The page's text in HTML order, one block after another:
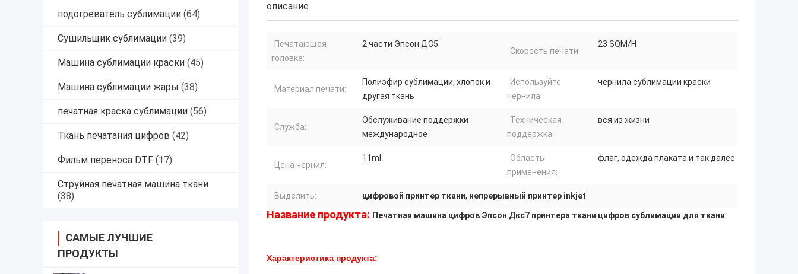
подогреватель сублимации (64)
Сушильщик сублимации (39)
Машина сублимации краски (45)
Машина сублимации жары (38)
печатная краска сублимации (56)
Ткань печатания цифров (42)
Фильм переноса DTF (17)
Струйная печатная машина ткани
(38)
САМЫЕ ЛУЧШИЕ
ПРОДУКТЫ
описание
Печатающая
головка:
2 части Эпсон ДС5
Скорость печати:
23 SQM/H
Материал печати:
Полиэфир сублимации, хлопок и
другая ткань
Используйте
чернила:
чернила сублимации краски
Служба:
Обслуживание поддержки
международное
Техническая
поддержка:
вся из жизни
Цена чернил:
11ml
Область
применения:
флаг, одежда плаката и так далее
Выделить: цифровой принтер ткани, непрерывный принтер inkjet
Название продукта: Печатная машина цифров Эпсон Дкс7 принтера ткани цифров сублимации для ткани
Характеристика продукта: